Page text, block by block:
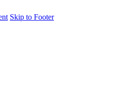
Skip to Footer